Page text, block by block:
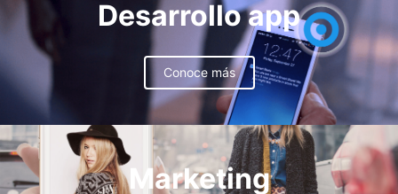
Desarrollo app
Conoce más
Marketing